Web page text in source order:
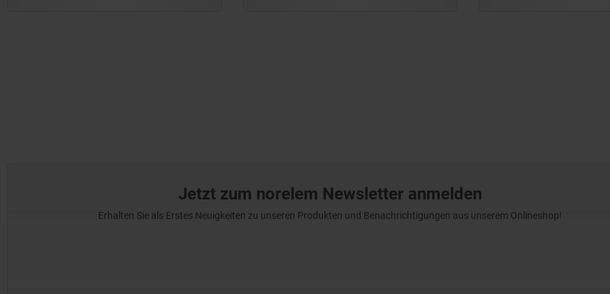
Jetzt zum norelem Newsletter anmelden
Erhalten Sie als Erstes Neuigkeiten zu unseren Produkten und Benachrichtigungen aus unserem Onlineshop!